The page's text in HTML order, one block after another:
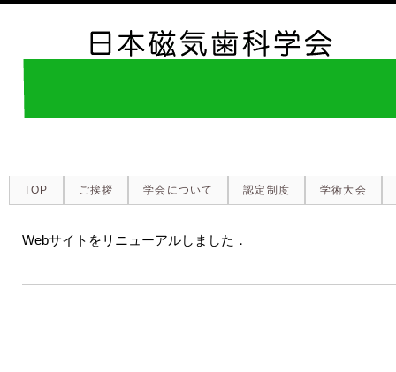
TOP ご挨拶 学会について 認定制度 学術大会
Webサイトをリニューアルしました．